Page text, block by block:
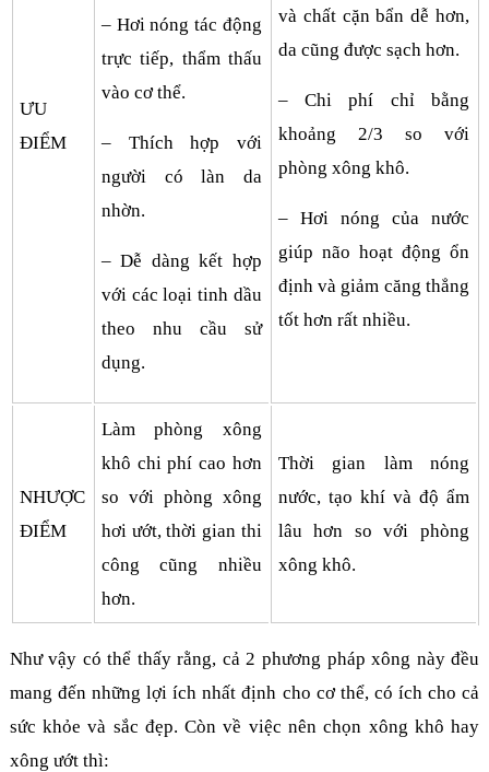
ƯU
ĐIỂM
– Hơi nóng tác động
trực tiếp, thẩm thấu
vào cơ thể.
– Thích hợp với
người có làn da
nhờn.
– Dễ dàng kết hợp
với các loại tinh dầu
theo nhu cầu sử
dụng.
và chất cặn bẩn dễ hơn,
da cũng được sạch hơn.
– Chi phí chỉ bằng
khoảng 2/3 so với
phòng xông khô.
– Hơi nóng của nước
giúp não hoạt động ổn
định và giảm căng thẳng
tốt hơn rất nhiều.
NHƯỢC
ĐIỂM
Làm phòng xông
khô chi phí cao hơn
so với phòng xông
hơi ướt, thời gian thi
công cũng nhiều
hơn.
Thời gian làm nóng
nước, tạo khí và độ ẩm
lâu hơn so với phòng
xông khô.
Như vậy có thể thấy rằng, cả 2 phương pháp xông này đều
mang đến những lợi ích nhất định cho cơ thể, có ích cho cả
sức khỏe và sắc đẹp. Còn về việc nên chọn xông khô hay
xông ướt thì: